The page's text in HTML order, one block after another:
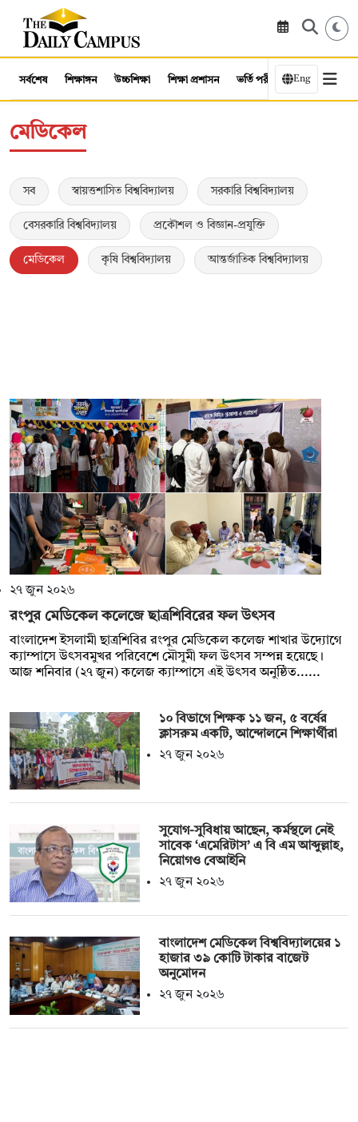
সর্বশেষ শিক্ষাঙ্গন উচ্চশিক্ষা শিক্ষা প্রশাসন ভর্তি পরীক্ষা কর্মসংস্থান
Eng
মেডিকেল
সব স্বায়ত্তশাসিত বিশ্ববিদ্যালয় সরকারি বিশ্ববিদ্যালয়
বেসরকারি বিশ্ববিদ্যালয় প্রকৌশল ও বিজ্ঞান-প্রযুক্তি
মেডিকেল কৃষি বিশ্ববিদ্যালয় আন্তর্জাতিক বিশ্ববিদ্যালয়
২৭ জুন ২০২৬
রংপুর মেডিকেল কলেজে ছাত্রশিবিরের ফল উৎসব
বাংলাদেশ ইসলামী ছাত্রশিবির রংপুর মেডিকেল কলেজ শাখার উদ্যোগে
ক্যাম্পাসে উৎসবমুখর পরিবেশে মৌসুমী ফল উৎসব সম্পন্ন হয়েছে।
আজ শনিবার (২৭ জুন) কলেজ ক্যাম্পাসে এই উৎসব অনুষ্ঠিত......
১০ বিভাগে শিক্ষক ১১ জন, ৫ বর্ষের
ক্লাসরুম একটি, আন্দোলনে শিক্ষার্থীরা
২৭ জুন ২০২৬
সুযোগ-সুবিধায় আছেন, কর্মস্থলে নেই
সাবেক ‘এমেরিটাস’ এ বি এম আব্দুল্লাহ,
নিয়োগও বেআইনি
২৭ জুন ২০২৬
বাংলাদেশ মেডিকেল বিশ্ববিদ্যালয়ের ১
হাজার ৩৯ কোটি টাকার বাজেট
অনুমোদন
২৭ জুন ২০২৬